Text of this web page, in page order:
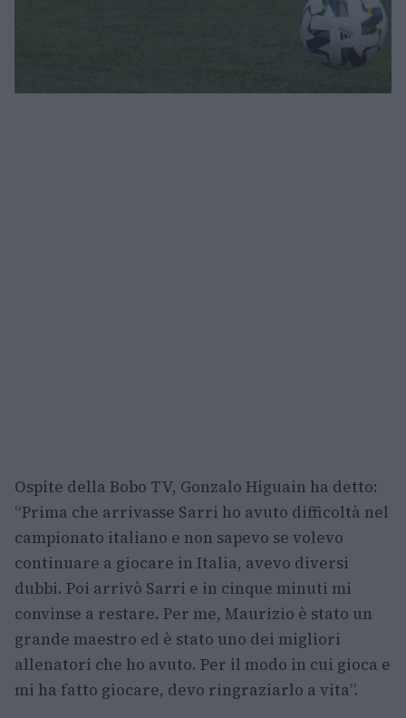
Ospite della Bobo TV, Gonzalo Higuain ha detto:
“Prima che arrivasse Sarri ho avuto difficoltà nel
campionato italiano e non sapevo se volevo
continuare a giocare in Italia, avevo diversi
dubbi. Poi arrivò Sarri e in cinque minuti mi
convinse a restare. Per me, Maurizio è stato un
grande maestro ed è stato uno dei migliori
allenatori che ho avuto. Per il modo in cui gioca e
mi ha fatto giocare, devo ringraziarlo a vita”.